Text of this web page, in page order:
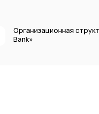
Организационная
Bank»